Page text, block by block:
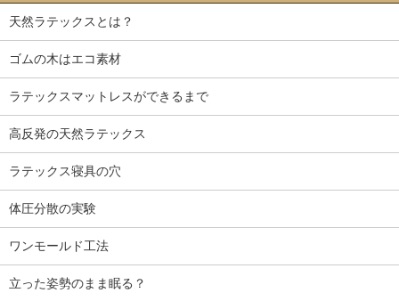
天然ラテックスとは？
ゴムの木はエコ素材
ラテックスマットレスができるまで
高反発の天然ラテックス
ラテックス寝具の穴
体圧分散の実験
ワンモールド工法
立った姿勢のまま眠る？